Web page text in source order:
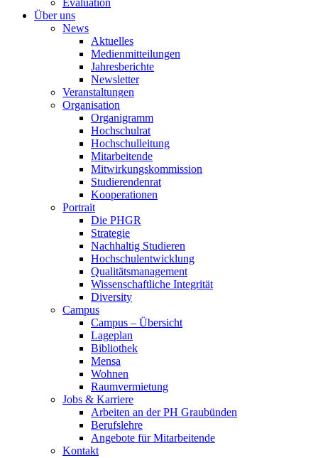
Evaluation
Über uns
News
Aktuelles
Medienmitteilungen
Jahresberichte
Newsletter
Veranstaltungen
Organisation
Organigramm
Hochschulrat
Hochschulleitung
Mitarbeitende
Mitwirkungskommission
Studierendenrat
Kooperationen
Portrait
Die PHGR
Strategie
Nachhaltig Studieren
Hochschulentwicklung
Qualitätsmanagement
Wissenschaftliche Integrität
Diversity
Campus
Campus – Übersicht
Lageplan
Bibliothek
Mensa
Wohnen
Raumvermietung
Jobs & Karriere
Arbeiten an der PH Graubünden
Berufslehre
Angebote für Mitarbeitende
Kontakt